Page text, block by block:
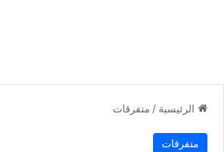
الرئيسية / متفرقات
متفرقات